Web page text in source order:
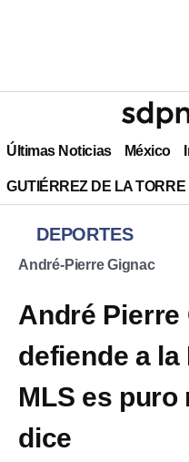
Últimas Noticias México
GUTIÉRREZ DE LA TORRE
DEPORTES
André-Pierre Gignac
André Pierre
defiende a la
MLS es puro
dice